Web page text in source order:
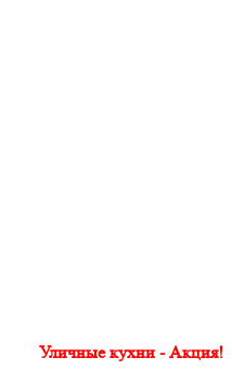
Уличные кухни - Акция!